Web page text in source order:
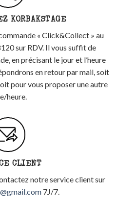
KORBAKSTAGE
« Click&Collect » au
sur RDV. Il vous suffit de
en précisant le jour et l’heure
en retour par mail, soit
pour vous proposer une autre
heure.
CLIENT
notre service client sur
7J/7.